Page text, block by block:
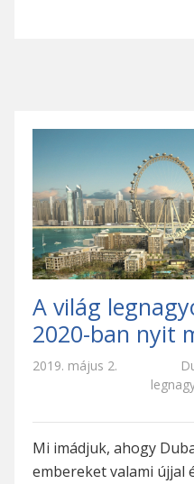
A világ
2020-ban nyit
2019. május 2.
Mi imádjuk, ahogy
embereket valami újjal